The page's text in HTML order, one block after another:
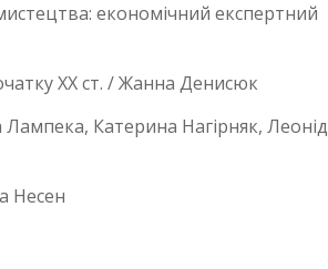
економічний експертний
ХХ ст. / Жанна Денисюк
Катерина Нагірняк, Леонід
Несен